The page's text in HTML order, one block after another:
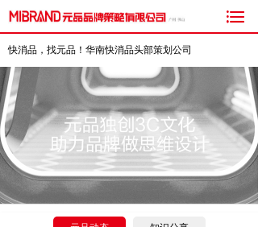

快消品，找元品！华南快消品头部策划公司